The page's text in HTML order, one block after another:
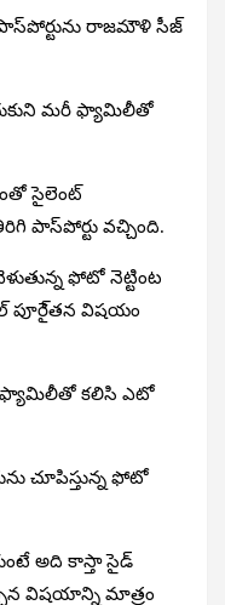
రాజమౌళి సీజ్‌
మరీ ఫ్యామిలీతో
సైలెంట్‌
వచ్చింది.
ఫోటో నెట్టింట
పూరై్తన విషయం
ఫ్యామిలీతో కలిసి ఎటో
చూపిస్తున్న ఫోటో
అది కాస్తా సైడ్‌
విషయాన్ని మాత్రం